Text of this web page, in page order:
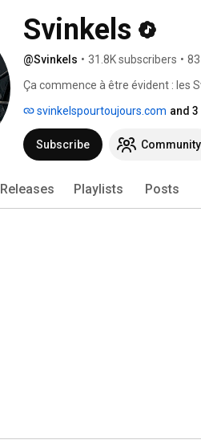
Svinkels
@Svinkels • 31.8K subscribers •
Ça commence à être évident : les
svinkelspourtoujours.com and
Subscribe Community
Releases Playlists Posts